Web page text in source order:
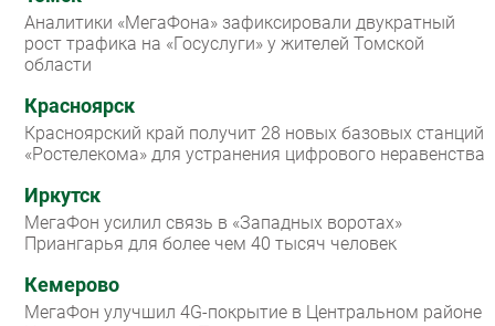
Аналитики «МегаФона» зафиксировали двукратный
рост трафика на «Госуслуги» у жителей Томской
области
Красноярск
Красноярский край получит 28 новых базовых станций
«Ростелекома» для устранения цифрового неравенства
Иркутск
МегаФон усилил связь в «Западных воротах»
Приангарья для более чем 40 тысяч человек
Кемерово
МегаФон улучшил 4G-покрытие в Центральном районе